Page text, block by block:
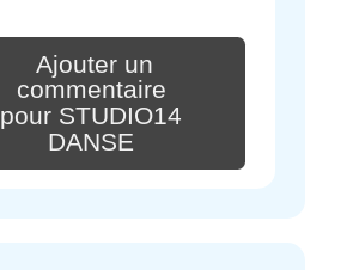
Ajouter un
commentaire
pour STUDIO14
DANSE